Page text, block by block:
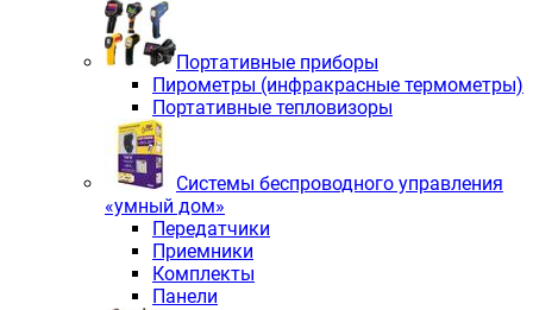
Портативные приборы
Пирометры (инфракрасные термометры)
Портативные тепловизоры
Системы беспроводного управления
«умный дом»
Передатчики
Приемники
Комплекты
Панели